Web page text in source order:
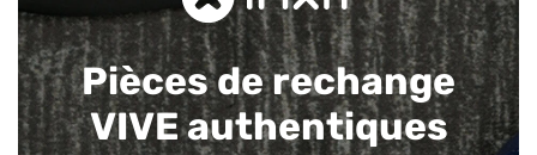
Pièces de rechange
VIVE authentiques​